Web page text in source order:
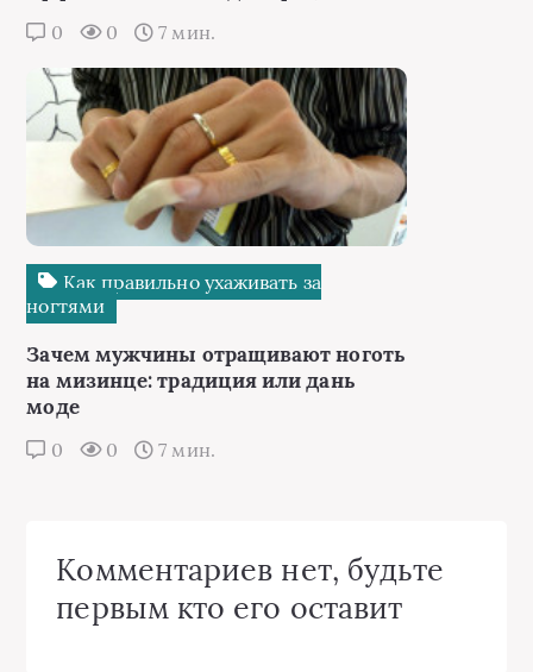
0 0 7 мин.
Как правильно ухаживать за
ногтями
Зачем мужчины отращивают ноготь
на мизинце: традиция или дань
моде
0 0 7 мин.
Комментариев нет, будьте
первым кто его оставит